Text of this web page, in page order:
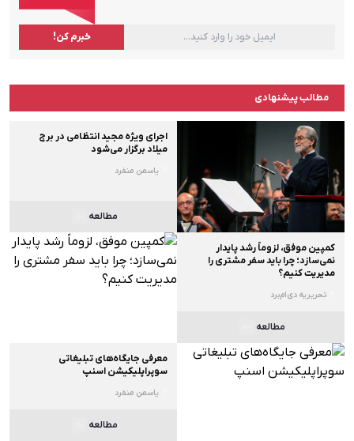
مطالب پیشنهادی
اجرای ویژه مجید انتظامی در برج
میلاد برگزار می‌شود
یاسمن منفرد
مطالعه
کمپین موفق، لزوماً رشد پایدار
نمی‌سازد؛ چرا باید سفر مشتری را
مدیریت کنیم؟
تحریریه دی‌ام‌برد
مطالعه
معرفی جایگاه‌های تبلیغاتی
سوپراپلیکیشن اسنپ
یاسمن منفرد
مطالعه